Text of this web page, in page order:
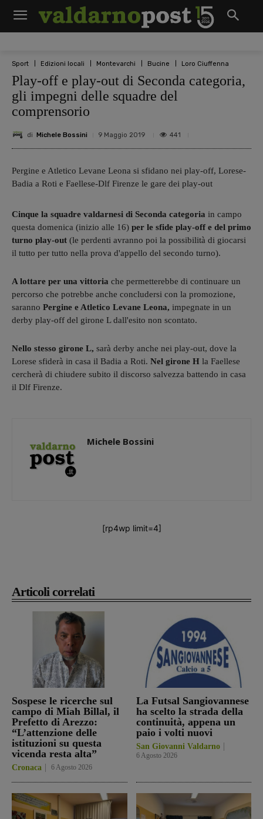
Sport Edizioni locali Montevarchi Bucine Loro Ciuffenna
Play-off e play-out di Seconda categoria,
gli impegni delle squadre del
comprensorio
di Michele Bossini 9 Maggio 2019 441
Articoli correlati
Sospese le ricerche sul
campo di Miah Billal, il
Prefetto di Arezzo:
“L’attenzione delle
istituzioni su questa
vicenda resta alta”
Cronaca 6 Agosto 2026
La Futsal Sangiovannese
ha scelto la strada della
continuità, appena un
paio i volti nuovi
San Giovanni Valdarno
6 Agosto 2026
Pergine e Atletico Levane Leona si sfidano nei play-off, Lorese-
Badia a Roti e Faellese-Dlf Firenze le gare dei play-out
Cinque la squadre valdarnesi di Seconda categoria in campo
questa domenica (inizio alle 16) per le sfide play-off e del primo
turno play-out (le perdenti avranno poi la possibilità di giocarsi
il tutto per tutto nella prova d'appello del secondo turno).
A lottare per una vittoria che permetterebbe di continuare un
percorso che potrebbe anche concludersi con la promozione,
saranno Pergine e Atletico Levane Leona, impegnate in un
derby play-off del girone L dall'esito non scontato.
Nello stesso girone L, sarà derby anche nei play-out, dove la
Lorese sfiderà in casa il Badia a Roti. Nel girone H la Faellese
cercherà di chiudere subito il discorso salvezza battendo in casa
il Dlf Firenze.
Michele Bossini
[rp4wp limit=4]